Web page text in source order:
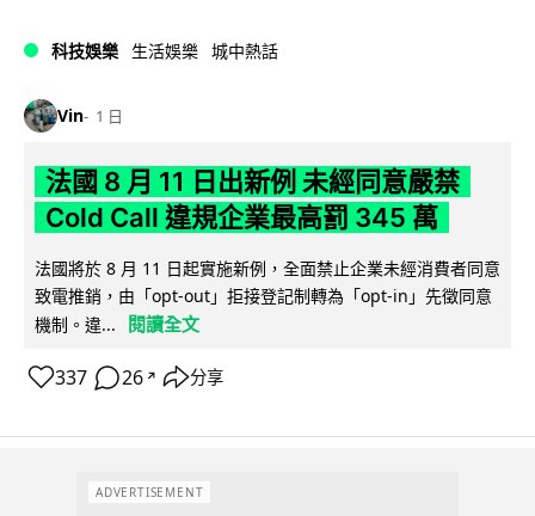
科技娛樂 生活娛樂 城中熱話
Vin 1 日
法國 8 月 11 日出新例 未經同意嚴禁
Cold Call 違規企業最高罰 345 萬
法國將於 8 月 11 日起實施新例，全面禁止企業未經消費者同意
致電推銷，由「opt-out」拒接登記制轉為「opt-in」先徵同意
機制。違...
閱讀全文
337 26 ↗ 分享
ADVERTISEMENT